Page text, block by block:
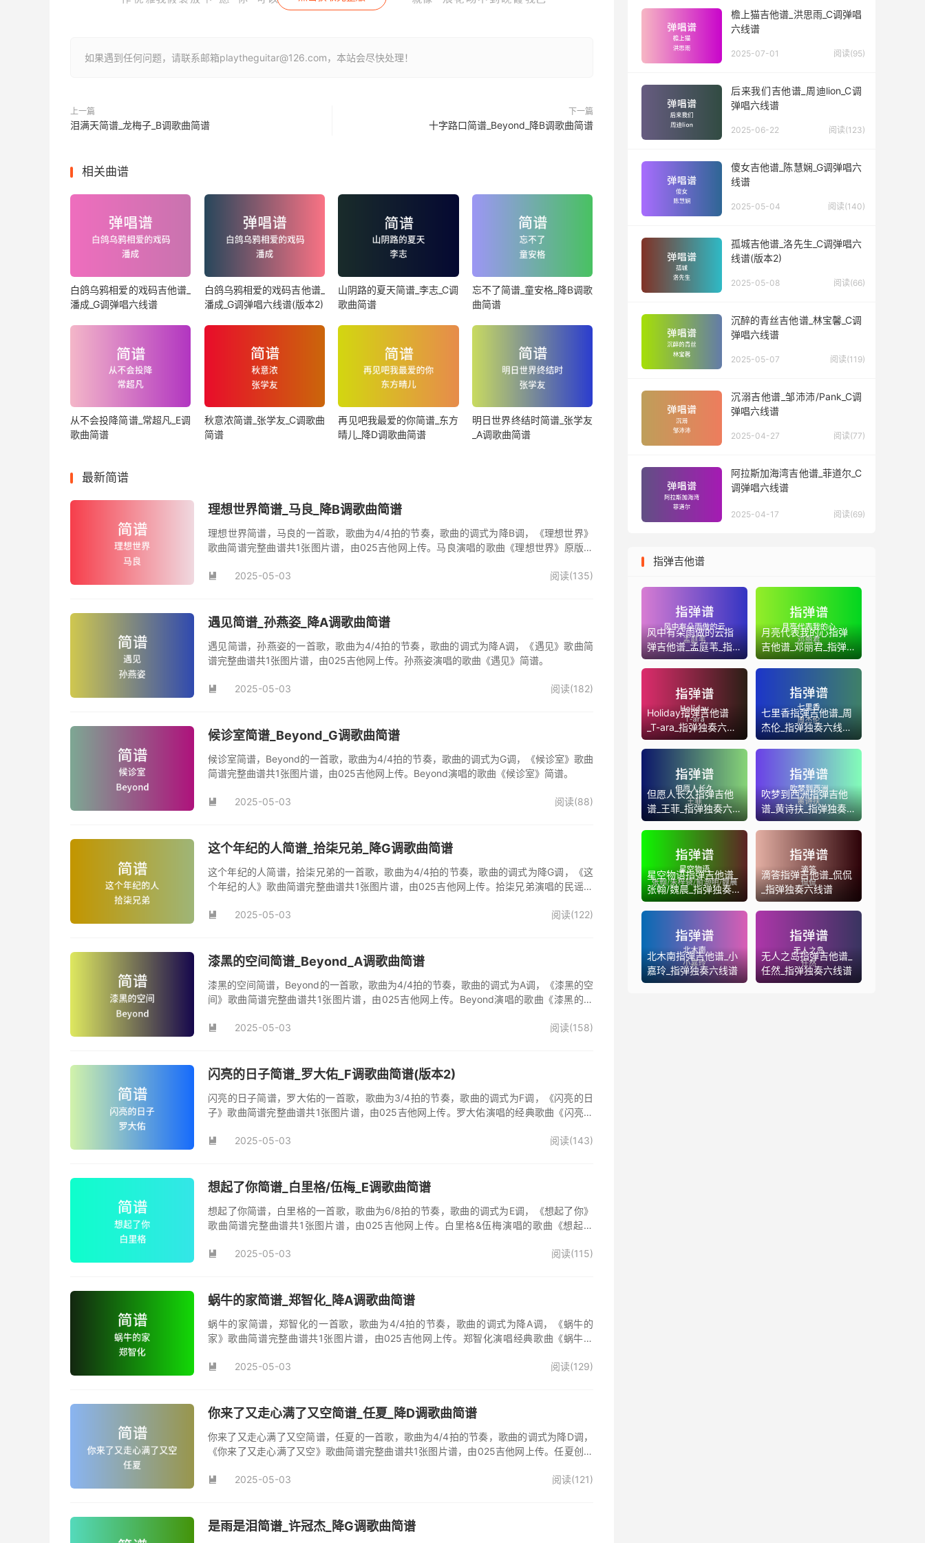
如果遇到任何问题，请联系邮箱playtheguitar@126.com，本站会尽快处理！
上一篇
泪满天简谱_龙梅子_B调歌曲简谱
下一篇
十字路口简谱_Beyond_降B调歌曲简谱
相关曲谱
白鸽乌鸦相爱的戏码吉他谱_
潘成_G调弹唱六线谱
白鸽乌鸦相爱的戏码吉他谱_
潘成_G调弹唱六线谱(版本2)
山阴路的夏天简谱_李志_C调
歌曲简谱
忘不了简谱_童安格_降B调歌
曲简谱
从不会投降简谱_常超凡_E调
歌曲简谱
秋意浓简谱_张学友_C调歌曲
简谱
再见吧我最爱的你简谱_东方
晴儿_降D调歌曲简谱
明日世界终结时简谱_张学友
_A调歌曲简谱
最新简谱
理想世界简谱_马良_降B调歌曲简谱
理想世界简谱，马良的一首歌，歌曲为4/4拍的节奏，歌曲的调式为降B调，《理想世界》
歌曲简谱完整曲谱共1张图片谱，由025吉他网上传。马良演唱的歌曲《理想世界》原版简
 2025-05-03 阅读(135)
遇见简谱_孙燕姿_降A调歌曲简谱
遇见简谱，孙燕姿的一首歌，歌曲为4/4拍的节奏，歌曲的调式为降A调，《遇见》歌曲简
谱完整曲谱共1张图片谱，由025吉他网上传。孙燕姿演唱的歌曲《遇见》简谱。
 2025-05-03 阅读(182)
候诊室简谱_Beyond_G调歌曲简谱
候诊室简谱，Beyond的一首歌，歌曲为4/4拍的节奏，歌曲的调式为G调，《候诊室》歌曲
简谱完整曲谱共1张图片谱，由025吉他网上传。Beyond演唱的歌曲《候诊室》简谱。
 2025-05-03 阅读(88)
这个年纪的人简谱_拾柒兄弟_降G调歌曲简谱
这个年纪的人简谱，拾柒兄弟的一首歌，歌曲为4/4拍的节奏，歌曲的调式为降G调，《这
个年纪的人》歌曲简谱完整曲谱共1张图片谱，由025吉他网上传。拾柒兄弟演唱的民谣歌
曲。
 2025-05-03 阅读(122)
漆黑的空间简谱_Beyond_A调歌曲简谱
漆黑的空间简谱，Beyond的一首歌，歌曲为4/4拍的节奏，歌曲的调式为A调，《漆黑的空
间》歌曲简谱完整曲谱共1张图片谱，由025吉他网上传。Beyond演唱的歌曲《漆黑的空
 2025-05-03 阅读(158)
闪亮的日子简谱_罗大佑_F调歌曲简谱(版本2)
闪亮的日子简谱，罗大佑的一首歌，歌曲为3/4拍的节奏，歌曲的调式为F调，《闪亮的日
子》歌曲简谱完整曲谱共1张图片谱，由025吉他网上传。罗大佑演唱的经典歌曲《闪亮的
 2025-05-03 阅读(143)
想起了你简谱_白里格/伍梅_E调歌曲简谱
想起了你简谱，白里格的一首歌，歌曲为6/8拍的节奏，歌曲的调式为E调，《想起了你》
歌曲简谱完整曲谱共1张图片谱，由025吉他网上传。白里格&伍梅演唱的歌曲《想起了
 2025-05-03 阅读(115)
蜗牛的家简谱_郑智化_降A调歌曲简谱
蜗牛的家简谱，郑智化的一首歌，歌曲为4/4拍的节奏，歌曲的调式为降A调，《蜗牛的
家》歌曲简谱完整曲谱共1张图片谱，由025吉他网上传。郑智化演唱经典歌曲《蜗牛的
 2025-05-03 阅读(129)
你来了又走心满了又空简谱_任夏_降D调歌曲简谱
你来了又走心满了又空简谱，任夏的一首歌，歌曲为4/4拍的节奏，歌曲的调式为降D调，
《你来了又走心满了又空》歌曲简谱完整曲谱共1张图片谱，由025吉他网上传。任夏创作
首动听值得推荐的民谣歌曲。
 2025-05-03 阅读(121)
是雨是泪简谱_许冠杰_降G调歌曲简谱
檐上猫吉他谱_洪思雨_C调弹唱
六线谱
2025-07-01 阅读(95)
后来我们吉他谱_周迪lion_C调
弹唱六线谱
2025-06-22 阅读(123)
傻女吉他谱_陈慧娴_G调弹唱六
线谱
2025-05-04 阅读(140)
孤城吉他谱_洛先生_C调弹唱六
线谱(版本2)
2025-05-08 阅读(66)
沉醉的青丝吉他谱_林宝馨_C调
弹唱六线谱
2025-05-07 阅读(119)
沉溺吉他谱_邹沛沛/Pank_C调
弹唱六线谱
2025-04-27 阅读(77)
阿拉斯加海湾吉他谱_菲道尔_C
调弹唱六线谱
2025-04-17 阅读(69)
指弹吉他谱
风中有朵雨做的云指
弹吉他谱_孟庭苇_指
弹独奏六线谱
月亮代表我的心指弹
吉他谱_邓丽君_指弹
独奏六线谱
Holiday指弹吉他谱
_T-ara_指弹独奏六线
谱
七里香指弹吉他谱_周
杰伦_指弹独奏六线谱
(版本2)
但愿人长久指弹吉他
谱_王菲_指弹独奏六
线谱(版本2)
吹梦到西洲指弹吉他
谱_黄诗扶_指弹独奏
六线谱
星空物语指弹吉他谱_
张翰/魏晨_指弹独奏六
线谱
滴答指弹吉他谱_侃侃
_指弹独奏六线谱
北木南指弹吉他谱_小
嘉玲_指弹独奏六线谱
无人之岛指弹吉他谱_
任然_指弹独奏六线谱